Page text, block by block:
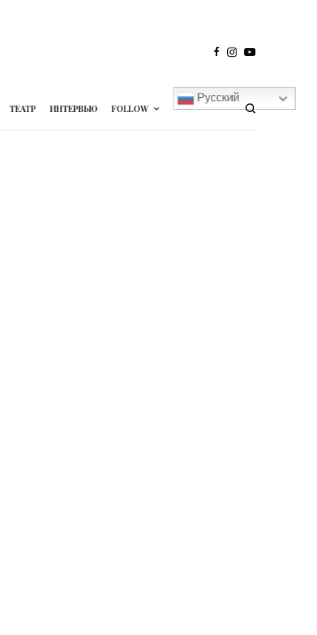
ТЕАТР ИНТЕРВЬЮ FOLLOW
Русский